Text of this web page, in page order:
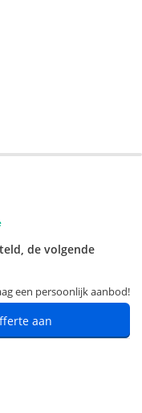
de volgende
een persoonlijk aanbod!
aan